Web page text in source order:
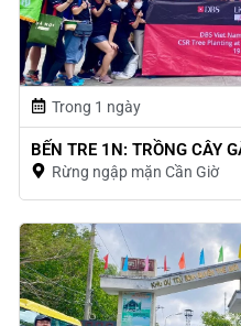
Trong 1 ngày
BẾN TRE 1N: TRỒNG CÂY
Rừng ngập mặn Cần Giờ